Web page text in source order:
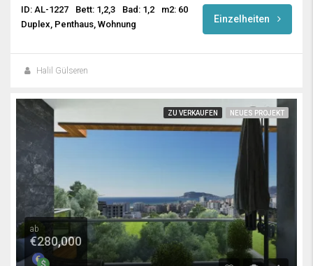
ID: AL-1227 Bett: 1,2,3 Bad: 1,2
m2: 60
Duplex, Penthaus, Wohnung
Einzelheiten
Halil Gülseren
ZU VERKAUFEN NEUES PROJEKT
ab
€280,000